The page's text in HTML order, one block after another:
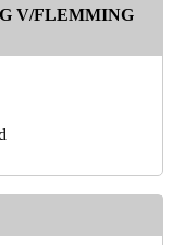
V/FLEMMING